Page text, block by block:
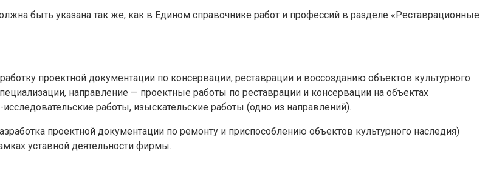
быть указана так же, как в Едином справочнике работ и профессий в разделе «Реставрационные
проектной документации по консервации, реставрации и воссозданию объектов культурного
направление — проектные работы по реставрации и консервации на объектах
работы, изыскательские работы (одно из направлений).
проектной документации по ремонту и приспособлению объектов культурного наследия)
уставной деятельности фирмы.